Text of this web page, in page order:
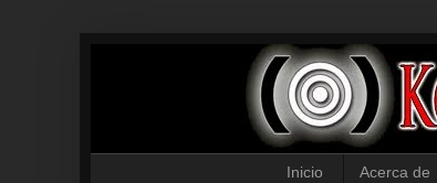
Inicio Acerca de